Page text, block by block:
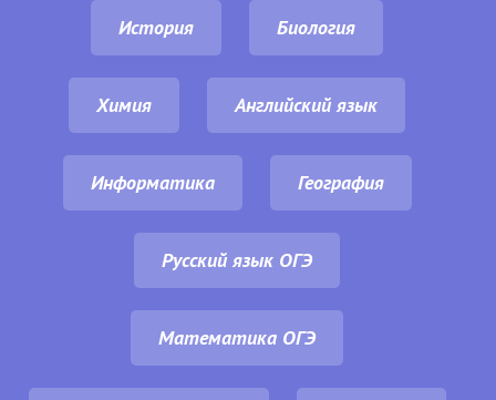
История Биология
Химия Английский язык
Информатика География
Русский язык ОГЭ
Математика ОГЭ